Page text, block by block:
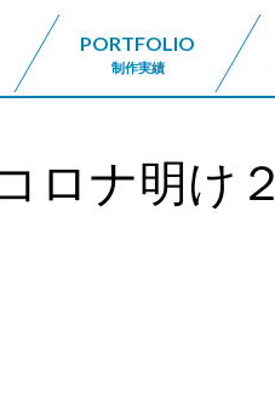
PORTFOLIO
制作実績
ロナ明け